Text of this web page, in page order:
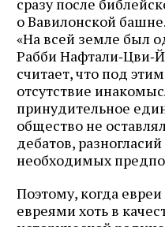
о Вавилонской
«На всей земле был
Рабби
считает, что под
отсутствие
принудительное
общество не
дебатов,
необходимых
Поэтому, когда
евреями хоть в